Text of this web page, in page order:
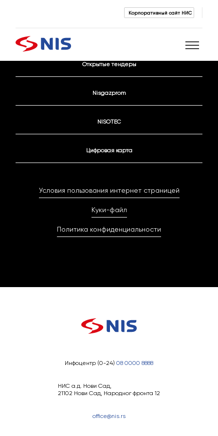
Корпоративный сайт НИС
Открытые тендеры
Nisgazprom
NISOTEC
Цифровая карта
Условия пользования интернет страницей
Куки-файл
Политика конфиденциальности
Инфоцентр (0-24) 08 0000 8888
НИС а.д. Нови Сад,
21102 Нови Сад, Народног фронта 12
office@nis.rs